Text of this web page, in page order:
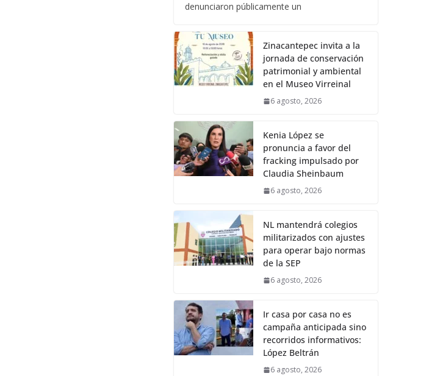
denunciaron públicamente un
Zinacantepec invita a la
jornada de conservación
patrimonial y ambiental
en el Museo Virreinal
6 agosto, 2026
Kenia López se
pronuncia a favor del
fracking impulsado por
Claudia Sheinbaum
6 agosto, 2026
NL mantendrá colegios
militarizados con ajustes
para operar bajo normas
de la SEP
6 agosto, 2026
Ir casa por casa no es
campaña anticipada sino
recorridos informativos:
López Beltrán
6 agosto, 2026